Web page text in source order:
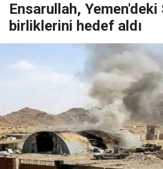
Ensarullah, Yemen'deki
birliklerini hedef aldı